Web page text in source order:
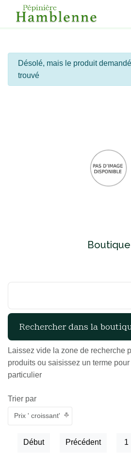
info
Désolé, mais le produit
trouvé
Boutique
Laissez vide la zone de recherche
produits ou saisissez un terme
particulier
Trier par
Prix ' croissant'
Début Précédent 1